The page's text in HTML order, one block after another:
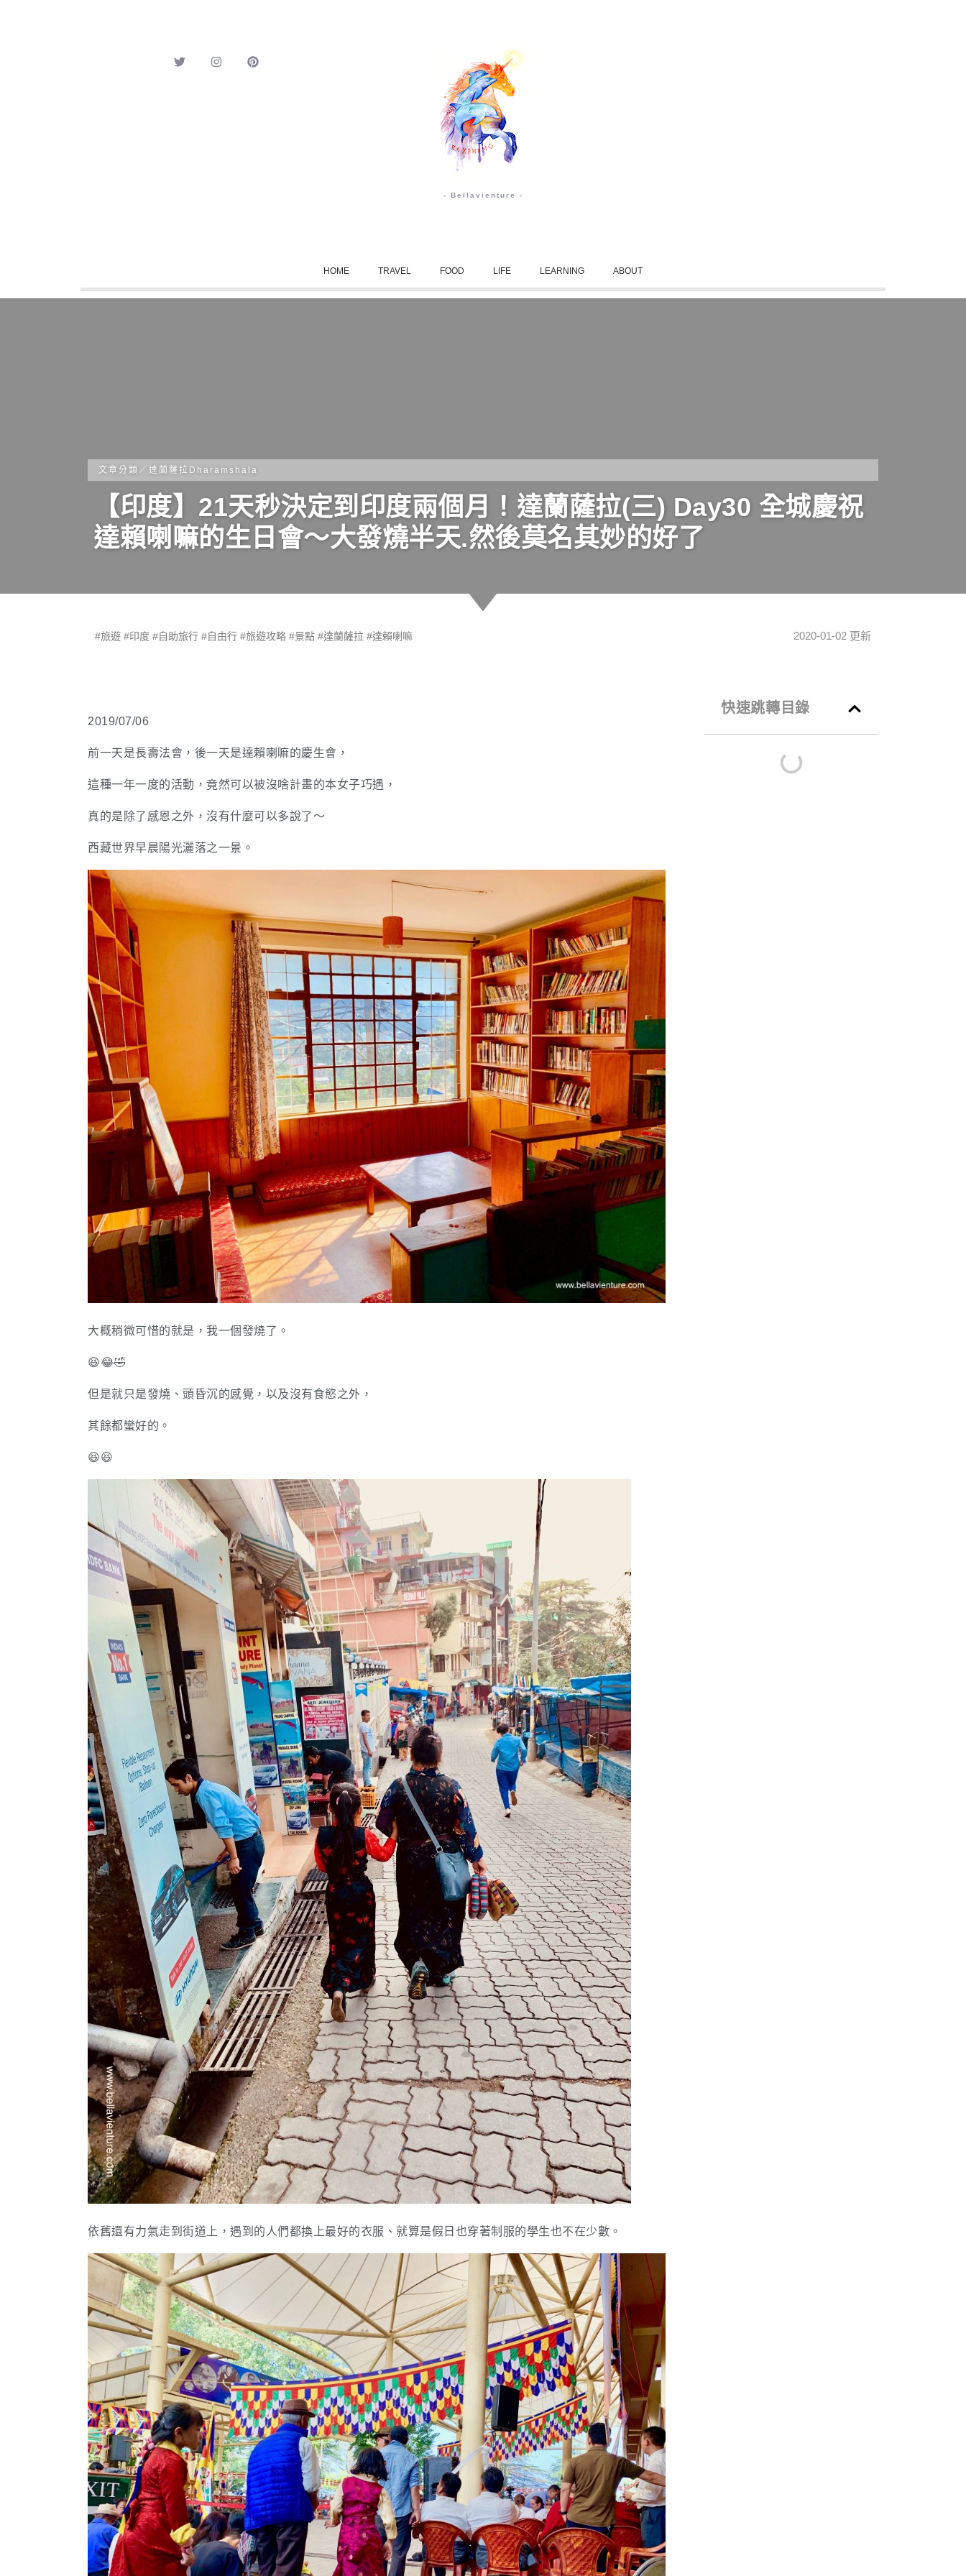
- Bellavienture -
HOME TRAVEL FOOD LIFE LEARNING ABOUT
文章分類／ 達蘭薩拉Dharamshala
【印度】21天秒決定到印度兩個月！達蘭薩拉(三) Day30 全城慶祝
達賴喇嘛的生日會～大發燒半天.然後莫名其妙的好了
#旅遊 #印度 #自助旅行 #自由行 #旅遊攻略 #景點 #達蘭薩拉 #達賴喇嘛 2020-01-02 更新
2019/07/06
前一天是長壽法會，後一天是達賴喇嘛的慶生會，
這種一年一度的活動，竟然可以被沒啥計畫的本女子巧遇，
真的是除了感恩之外，沒有什麼可以多說了～
西藏世界早晨陽光灑落之一景。
大概稍微可惜的就是，我一個發燒了。
😆😂🤣
但是就只是發燒、頭昏沉的感覺，以及沒有食慾之外，
其餘都蠻好的。
😆😆
依舊還有力氣走到街道上，遇到的人們都換上最好的衣服、就算是假日也穿著制服的學生也不在少數。
快速跳轉目錄